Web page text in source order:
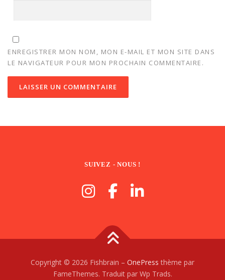
ENREGISTRER MON NOM, MON E-MAIL ET MON SITE DANS
LE NAVIGATEUR POUR MON PROCHAIN COMMENTAIRE.
SUIVEZ - NOUS !
Copyright © 2026 Fishbrain – OnePress thème par
FameThemes. Traduit par Wp Trads.